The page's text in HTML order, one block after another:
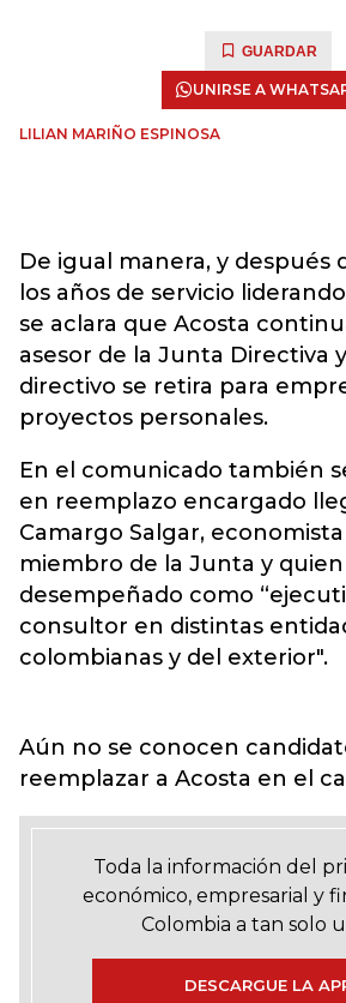
GUARDAR
UNIRSE A
LILIAN MARIÑO ESPINOSA
De igual manera, y después
los años de servicio
se aclara que Acosta
asesor de la Junta Directiva
directivo se retira para
proyectos personales.
En el comunicado también
en reemplazo encargado
Camargo Salgar,
miembro de la Junta y quien
desempeñado como
consultor en distintas
colombianas y del exterior".
Aún no se conocen
reemplazar a Acosta en el
Toda la información del
económico, empresarial y
Colombia a tan solo
DESCARGUE LA